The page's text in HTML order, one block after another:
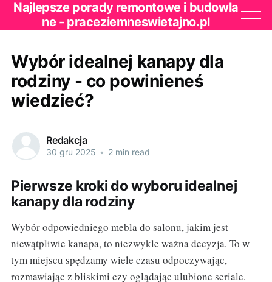
Najlepsze porady remontowe i budowla
ne - praceziemneswietajno.pl
Wybór idealnej kanapy dla
rodziny - co powinieneś
wiedzieć?
Redakcja
30 gru 2025 • 2 min read
Pierwsze kroki do wyboru idealnej
kanapy dla rodziny
Wybór odpowiedniego mebla do salonu, jakim jest
niewątpliwie kanapa, to niezwykle ważna decyzja. To w
tym miejscu spędzamy wiele czasu odpoczywając,
rozmawiając z bliskimi czy oglądając ulubione seriale.